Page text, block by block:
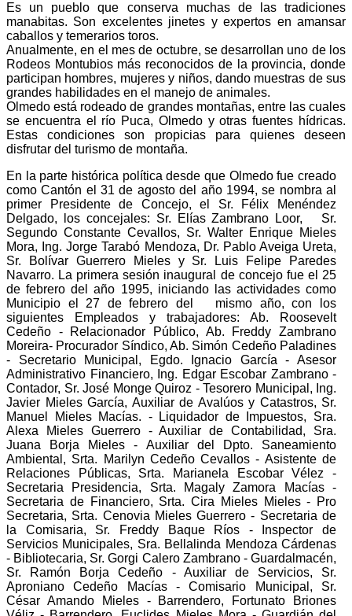
Es un pueblo que conserva muchas de las tradiciones
manabitas. Son excelentes jinetes y expertos en amansar
caballos y temerarios toros.
Anualmente, en el mes de octubre, se desarrollan uno de los
Rodeos Montubios más reconocidos de la provincia, donde
participan hombres, mujeres y niños, dando muestras de sus
grandes habilidades en el manejo de animales.
Olmedo está rodeado de grandes montañas, entre las cuales
se encuentra el río Puca, Olmedo y otras fuentes hídricas.
Estas condiciones son propicias para quienes deseen
disfrutar del turismo de montaña.
En la parte histórica política desde que Olmedo fue creado
como Cantón el 31 de agosto del año 1994, se nombra al
primer Presidente de Concejo, el Sr. Félix Menéndez
Delgado, los concejales: Sr. Elías Zambrano Loor, Sr.
Segundo Constante Cevallos, Sr. Walter Enrique Mieles
Mora, Ing. Jorge Tarabó Mendoza, Dr. Pablo Aveiga Ureta,
Sr. Bolívar Guerrero Mieles y Sr. Luis Felipe Paredes
Navarro. La primera sesión inaugural de concejo fue el 25
de febrero del año 1995, iniciando las actividades como
Municipio el 27 de febrero del mismo año, con los
siguientes Empleados y trabajadores: Ab. Roosevelt
Cedeño - Relacionador Público, Ab. Freddy Zambrano
Moreira- Procurador Síndico, Ab. Simón Cedeño Paladines
- Secretario Municipal, Egdo. Ignacio García - Asesor
Administrativo Financiero, Ing. Edgar Escobar Zambrano -
Contador, Sr. José Monge Quiroz - Tesorero Municipal, Ing.
Javier Mieles García, Auxiliar de Avalúos y Catastros, Sr.
Manuel Mieles Macías. - Liquidador de Impuestos, Sra.
Alexa Mieles Guerrero - Auxiliar de Contabilidad, Sra.
Juana Borja Mieles - Auxiliar del Dpto. Saneamiento
Ambiental, Srta. Marilyn Cedeño Cevallos - Asistente de
Relaciones Públicas, Srta. Marianela Escobar Vélez -
Secretaria Presidencia, Srta. Magaly Zamora Macías -
Secretaria de Financiero, Srta. Cira Mieles Mieles - Pro
Secretaria, Srta. Cenovia Mieles Guerrero - Secretaria de
la Comisaria, Sr. Freddy Baque Ríos - Inspector de
Servicios Municipales, Sra. Bellalinda Mendoza Cárdenas
- Bibliotecaria, Sr. Gorgi Calero Zambrano - Guardalmacén,
Sr. Ramón Borja Cedeño - Auxiliar de Servicios, Sr.
Aproniano Cedeño Macías - Comisario Municipal, Sr.
César Amando Mieles - Barrendero, Fortunato Briones